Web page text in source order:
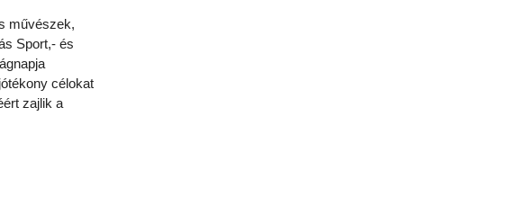
művészek,
Sport,- és
célokat
zajlik a